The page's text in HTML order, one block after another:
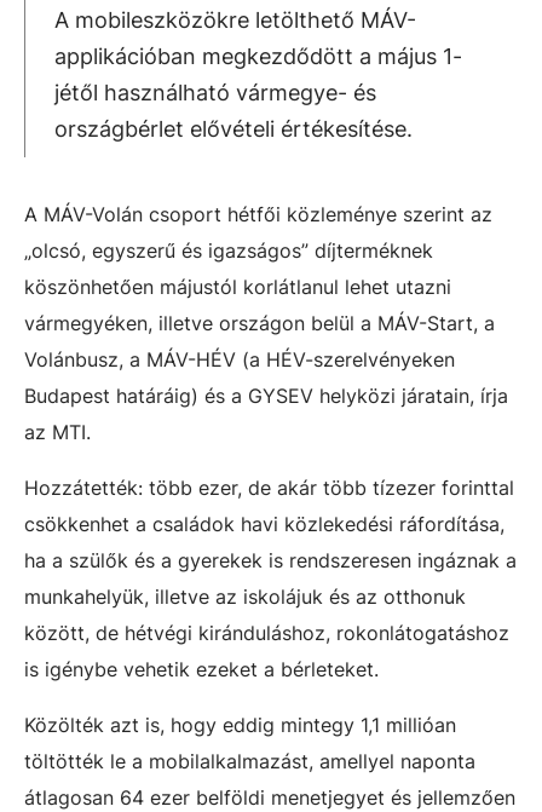
A mobileszközökre letölthető MÁV-
applikációban megkezdődött a május 1-
jétől használható vármegye- és
országbérlet elővételi értékesítése.
A MÁV-Volán csoport hétfői közleménye szerint az
„olcsó, egyszerű és igazságos” díjterméknek
köszönhetően májustól korlátlanul lehet utazni
vármegyéken, illetve országon belül a MÁV-Start, a
Volánbusz, a MÁV-HÉV (a HÉV-szerelvényeken
Budapest határáig) és a GYSEV helyközi járatain, írja
az MTI.
Hozzátették: több ezer, de akár több tízezer forinttal
csökkenhet a családok havi közlekedési ráfordítása,
ha a szülők és a gyerekek is rendszeresen ingáznak a
munkahelyük, illetve az iskolájuk és az otthonuk
között, de hétvégi kiránduláshoz, rokonlátogatáshoz
is igénybe vehetik ezeket a bérleteket.
Közölték azt is, hogy eddig mintegy 1,1 millióan
töltötték le a mobilalkalmazást, amellyel naponta
átlagosan 64 ezer belföldi menetjegyet és jellemzően